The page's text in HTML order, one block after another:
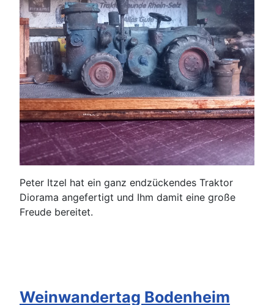
Peter Itzel hat ein ganz endzückendes Traktor
Diorama angefertigt und Ihm damit eine große
Freude bereitet.
Weinwandertag Bodenheim